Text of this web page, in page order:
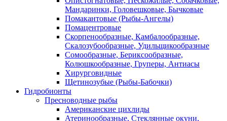
Мандаринки, Головешковые, Бычковые
Помакантовые (Рыбы-Ангелы)
Помацентровые
Скорпенообразные, Камбалообразные,
Скалозубообразные, Удильщикообразные
Сомообразные, Бериксообразные,
Колюшкообразные, Груперы, Антиасы
Хирурговидные
Щетинозубые (Рыбы-Бабочки)
Гидробионты
Пресноводные рыбы
Американские цихлиды
Атеринообразные, Стеклянные окуни,